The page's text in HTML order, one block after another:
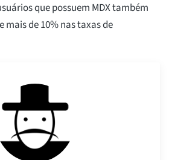
que possuem MDX também
de 10% nas taxas de